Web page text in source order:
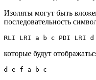
Изоляты могут быть
последовательность
RLI LRI a b c PDI LRI
которые будут
d e f a b c